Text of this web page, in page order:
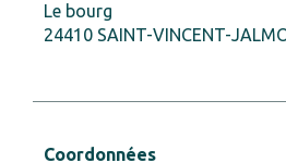
Le bourg
24410 SAINT-VINCENT-
Coordonnées